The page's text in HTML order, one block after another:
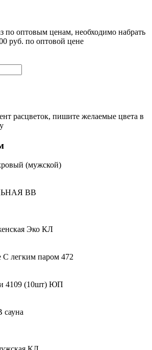
по оптовым ценам, необходимо набрать
руб. по оптовой цене
расцветок, пишите желаемые цвета в
(мужской)
ВВ
Эко КЛ
С легким паром 472
4109 (10шт) ЮП
сауна